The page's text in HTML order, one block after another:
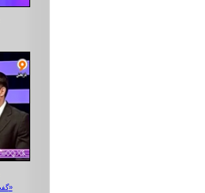
گفت‌وگو با «حسن‌گرامی»و«امیدآمحمدی»